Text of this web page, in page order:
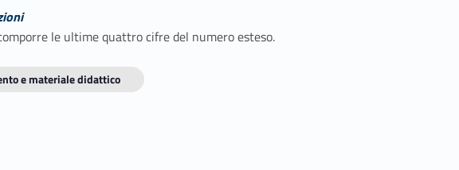
le ultime quattro cifre del numero esteso.
e materiale didattico